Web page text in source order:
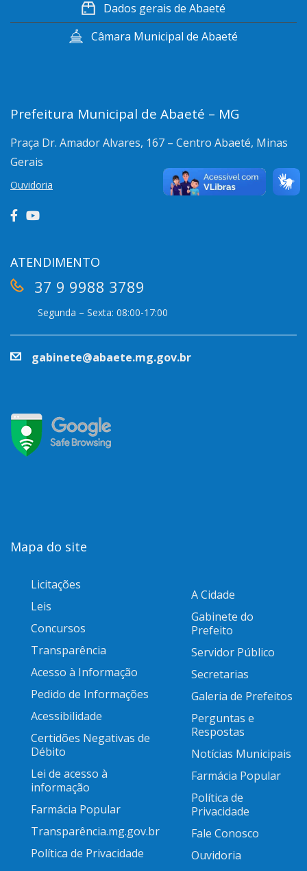
Dados gerais de Abaeté
Câmara Municipal de Abaeté
Prefeitura Municipal de Abaeté – MG
Praça Dr. Amador Alvares, 167 – Centro Abaeté, Minas
Gerais
Ouvidoria
ATENDIMENTO
37 9 9988 3789
Segunda – Sexta: 08:00-17:00
gabinete@abaete.mg.gov.br
Mapa do site
Licitações
Leis
Concursos
Transparência
Acesso à Informação
Pedido de Informações
Acessibilidade
Certidões Negativas de
Débito
Lei de acesso à
informação
Farmácia Popular
Transparência.mg.gov.br
Política de Privacidade
A Cidade
Gabinete do
Prefeito
Servidor Público
Secretarias
Galeria de Prefeitos
Perguntas e
Respostas
Notícias Municipais
Farmácia Popular
Política de
Privacidade
Fale Conosco
Ouvidoria